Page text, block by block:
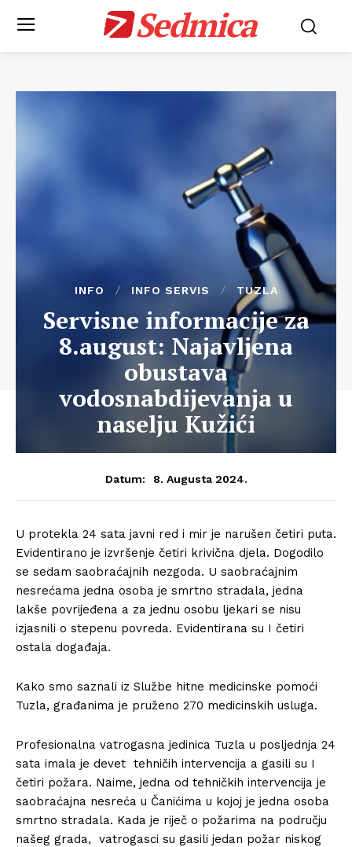
Sedmica
INFO INFO SERVIS TUZLA
Servisne informacije za
8.august: Najavljena
obustava
vodosnabdijevanja u
naselju Kužići
Datum: 8. Augusta 2024.
U protekla 24 sata javni red i mir je narušen četiri puta.
Evidentirano je izvršenje četiri krivična djela. Dogodilo
se sedam saobraćajnih nezgoda. U saobraćajnim
nesrećama jedna osoba je smrtno stradala, jedna
lakše povrijeđena a za jednu osobu ljekari se nisu
izjasnili o stepenu povreda. Evidentirana su I četiri
ostala događaja.
Kako smo saznali iz Službe hitne medicinske pomoći
Tuzla, građanima je pruženo 270 medicinskih usluga.
Profesionalna vatrogasna jedinica Tuzla u posljednja 24
sata imala je devet tehničih intervencija a gasili su I
četiri požara. Naime, jedna od tehničkih intervencija je
saobraćajna nesreća u Čanićima u kojoj je jedna osoba
smrtno stradala. Kada je riječ o požarima na području
našeg grada, vatrogasci su gasili jedan požar niskog